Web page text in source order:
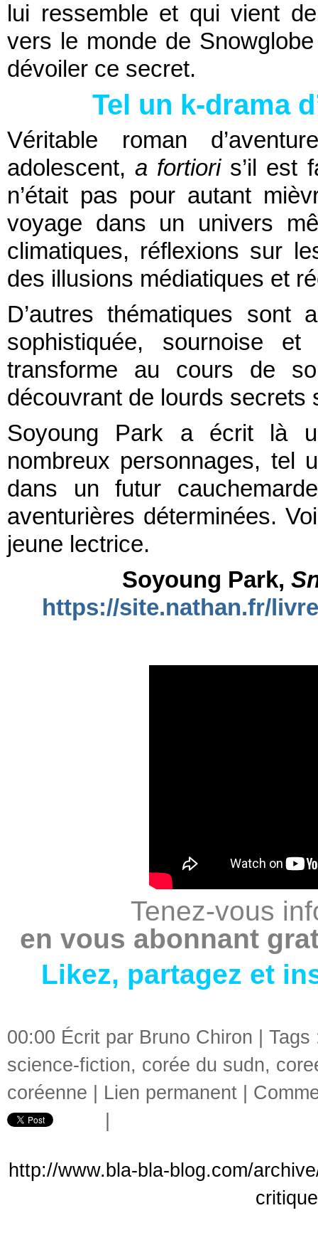
lui ressemble et qui vient
vers le monde de
dévoiler ce secret.
Tel un k-drama
Véritable roman
adolescent,a fortiori s’il est
n’était pas pour autant
voyage dans un univers
climatiques, réflexions sur
des illusions médiatiques et
D’autres thématiques sont
sophistiquée, sournoise
transforme au cours de
découvrant de lourds
Soyoung Park a écrit là
nombreux personnages, tel
dans un futur
aventurières déterminées.
jeune lectrice.
Soyoung Park,
https://site.nathan.fr/
Tenez-vous
en vous abonnant
Likez, partagez et
00:00 Écrit par Bruno Chiron |
science-fiction, corée du sudn,
coréenne
Lien permanent
http://www.bla-bla-blog.com/